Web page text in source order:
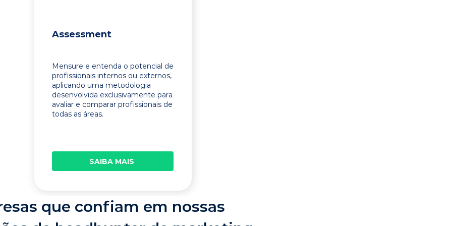
Assessment
Mensure e entenda o potencial de
profissionais internos ou externos,
aplicando uma metodologia
desenvolvida exclusivamente para
avaliar e comparar profissionais de
todas as áreas.
SAIBA MAIS
que confiam em nossas